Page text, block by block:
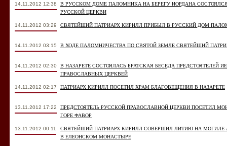
14.11.2012 12:38
В РУССКОМ ДОМЕ ПАЛОМНИКА НА БЕРЕГУ ИОРДАНА
РУССКОЙ ЦЕРКВИ
14.11.2012 03:29 СВЯТЕЙШИЙ ПАТРИАРХ КИРИЛЛ ПРИБЫЛ В РУССКИЙ ДОМ
14.11.2012 03:15 В ХОДЕ ПАЛОМНИЧЕСТВА ПО СВЯТОЙ ЗЕМЛЕ СВЯТЕЙШИЙ
14.11.2012 02:30
В НАЗАРЕТЕ СОСТОЯЛАСЬ БРАТСКАЯ БЕСЕДА ПРЕДСТОЯТЕЛЕЙ
ПРАВОСЛАВНЫХ ЦЕРКВЕЙ
14.11.2012 02:17 ПАТРИАРХ КИРИЛЛ ПОСЕТИЛ ХРАМ БЛАГОВЕЩЕНИЯ В НАЗАРЕТЕ
13.11.2012 17:22
ПРЕДСТОЯТЕЛЬ РУССКОЙ ПРАВОСЛАВНОЙ ЦЕРКВИ ПОСЕТИЛ
ГОРЕ ФАВОР
13.11.2012 00:11
СВЯТЕЙШИЙ ПАТРИАРХ КИРИЛЛ СОВЕРШИЛ ЛИТИЮ НА МОГИЛЕ
В ЕЛЕОНСКОМ МОНАСТЫРЕ